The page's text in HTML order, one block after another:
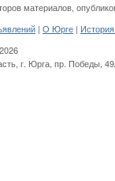
материалов,
| О Юрге |
г. Юрга, пр. Победы,